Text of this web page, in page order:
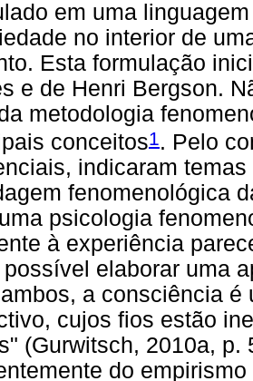
em uma
no interior de
Esta formulação
e de Henri Bergson.
metodologia
conceitos1 . Pelo
indicaram
fenomenológica
psicologia
à experiência
elaborar uma
a consciência
cujos fios estão
(Gurwitsch, 2010a, p.
do